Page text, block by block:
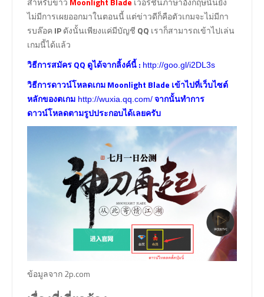
ไม่มีการเผยออกมาในตอนนี้ แต่ข่าวดีก็คือตัวเกมจะไม่มีกา
รบล๊อคIPดังนั้นเพียงแค่มีบัญชี QQ เราก็สามารถเข้าไปเล่น
เกมนี้ได้แล้ว
วิธีการสมัคร QQ ดูได้จากลิ้งค์นี้ : http://goo.gl/i2DL3s
วิธีการดาวน์โหลดเกม Moonlight Blade เข้าไปที่เว็บไซต์
หลักของตเกม http://wuxia.qq.com/จากนั้นทำการ
ดาวน์โหลดตามรูปประกอบได้เลยครับ
ข้อมูลจาก 2p.com